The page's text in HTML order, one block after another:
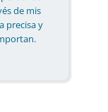
de mis
precisa y